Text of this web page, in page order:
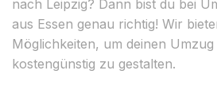
nach Leipzig? Dann bist du bei
aus Essen genau richtig! Wir
Möglichkeiten, um deinen
kostengünstig zu gestalten.